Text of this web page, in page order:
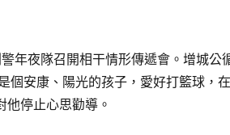
年夜隊召開相干情形傳遞會。增城公
個安康、陽光的孩子，愛好打籃球，在
停止心思勸導。